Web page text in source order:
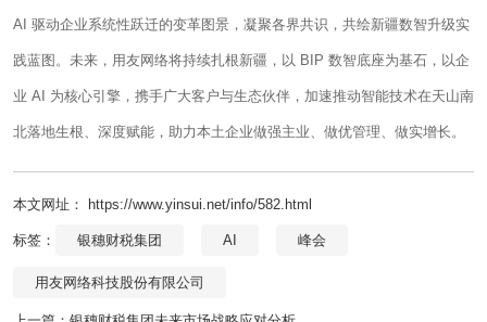
AI 驱动企业系统性跃迁的变革图景，凝聚各界共识，共绘新疆数智升级实
践蓝图。未来，用友网络将持续扎根新疆，以 BIP 数智底座为基石，以企
业 AI 为核心引擎，携手广大客户与生态伙伴，加速推动智能技术在天山南
北落地生根、深度赋能，助力本土企业做强主业、做优管理、做实增长。
本文网址： https://www.yinsui.net/info/582.html
标签： 银穗财税集团 AI 峰会
用友网络科技股份有限公司